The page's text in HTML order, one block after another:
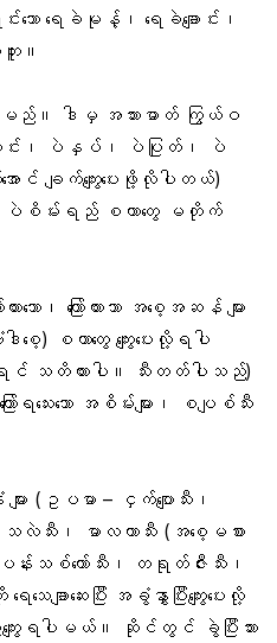
ာ ရေခဲမုန့်၊ ရေခဲချောင်း၊
း။
းရပါမည်။ ဒါမှ အသားဓာတ် ကြွယ်ဝ
ဟင်း၊ ပဲနှပ်၊ ပဲပြုတ်၊ ပဲ
ောင် ချက်ကျွေးပေးဖို့လိုပါတယ်)
ပဲစိမ်းရည် စတာတွေ မတိုက်
းသော၊ ကြော်ထားသာ အစေ့အဆန် များ
) စတာတွေ ကျွေးပေးလို့ရပါ
င် သတိထားပါ။ သီးတတ်ပါသည်)
ာ်ရသေးသော အစိမ်းများ၊ စပျစ်သီး
(ဥပမာ – ငှက်ပျောသီး၊
သလဲသီး၊ မာလကာသီး (အစေ့မစား
းသစ်တော်သီး၊ တရုတ်ဇီးသီး၊
ျာဆေးပြီး အခွံနွှာပြီးကျွေးပေးလို့
ေးရပါမယ်။ ဆိုင်တွင် ခွဲပြီးသား